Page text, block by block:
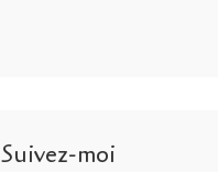
Suivez-moi